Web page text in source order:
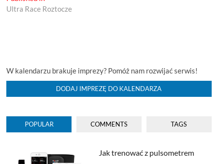
wpisu
Ultra Race Roztocze
W kalendarzu brakuje imprezy? Pomóż nam rozwijać serwis!
DODAJ IMPREZĘ DO KALENDARZA
POPULAR COMMENTS TAGS
Jak trenować z pulsometrem